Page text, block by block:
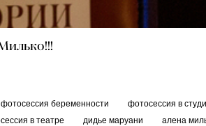
фотосессия беременности фотосессия в
в театре дидье маруани алена